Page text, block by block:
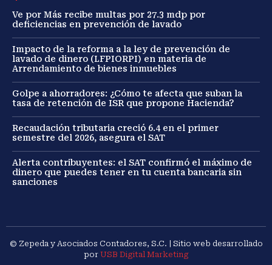
Ve por Más recibe multas por 27.3 mdp por
deficiencias en prevención de lavado
Impacto de la reforma a la ley de prevención de
lavado de dinero (LFPIORPI) en materia de
Arrendamiento de bienes inmuebles
Golpe a ahorradores: ¿Cómo te afecta que suban la
tasa de retención de ISR que propone Hacienda?
Recaudación tributaria creció 6.4 en el primer
semestre del 2026, asegura el SAT
Alerta contribuyentes: el SAT confirmó el máximo de
dinero que puedes tener en tu cuenta bancaria sin
sanciones
© Zepeda y Asociados Contadores, S.C. | Sitio web desarrollado
por USB Digital Marketing